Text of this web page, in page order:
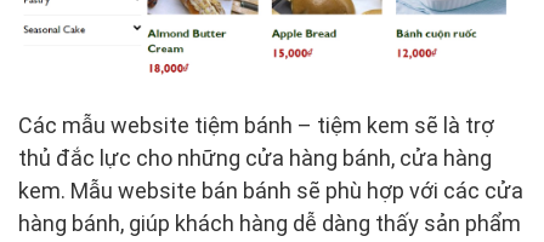
Các mẫu website tiệm bánh – tiệm kem sẽ là trợ
thủ đắc lực cho những cửa hàng bánh, cửa hàng
kem. Mẫu website bán bánh sẽ phù hợp với các cửa
hàng bánh, giúp khách hàng dễ dàng thấy sản phẩm